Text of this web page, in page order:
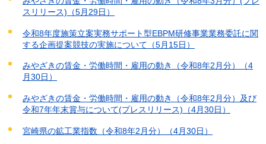
スリリース)（5月29日）
令和8年度施策立案実務サポート型EBPM研修事業業務委託に関
する企画提案競技の実施について（5月15日）
みやざきの賃金・労働時間・雇用の動き（令和8年2月分）（4
月30日）
みやざきの賃金・労働時間・雇用の動き（令和8年2月分）及び
令和7年年末賞与について(プレスリリース)（4月30日）
宮崎県の鉱工業指数（令和8年2月分）（4月30日）